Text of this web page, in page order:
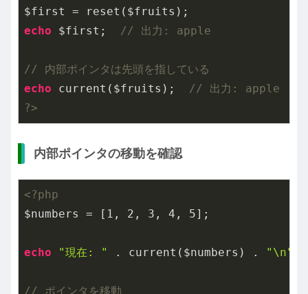
echo $first; // 出力: apple
// 内部ポインタは先頭を指している
echo current($fruits);
// 出力: apple
?>
内部ポインタの移動を確認
<?php
$numbers = [ 1 , 2 , 3 , 4 , 5];
echo "現在: " . current($numbers) . "\n"
// ポインタを移動